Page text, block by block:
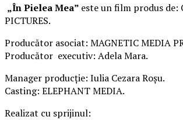
„În Pielea Mea” este un film produs de:
PICTURES.
Producător asociat: MAGNETIC MEDIA
Producător executiv: Adela Mara.
Manager producție: Iulia Cezara Roșu.
Casting: ELEPHANT MEDIA.
Realizat cu sprijinul: